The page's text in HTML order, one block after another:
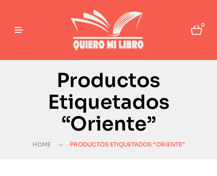
0
Productos
Etiquetados
“Oriente”
HOME PRODUCTOS ETIQUETADOS “ORIENTE”